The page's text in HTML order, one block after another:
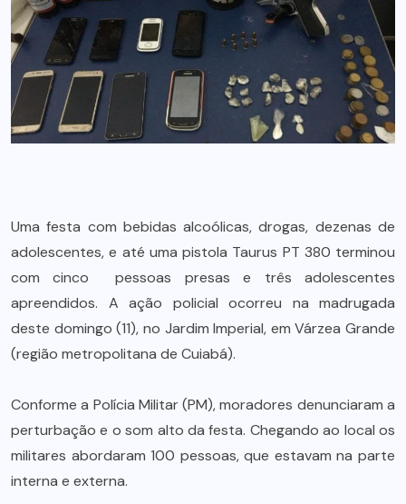
Uma festa com bebidas alcoólicas, drogas, dezenas de
adolescentes, e até uma pistola Taurus PT 380 terminou
com cinco pessoas presas e três adolescentes
apreendidos. A ação policial ocorreu na madrugada
deste domingo (11), no Jardim Imperial, em Várzea Grande
(região metropolitana de Cuiabá).
Conforme a Polícia Militar (PM), moradores denunciaram a
perturbação e o som alto da festa. Chegando ao local os
militares abordaram 100 pessoas, que estavam na parte
interna e externa.